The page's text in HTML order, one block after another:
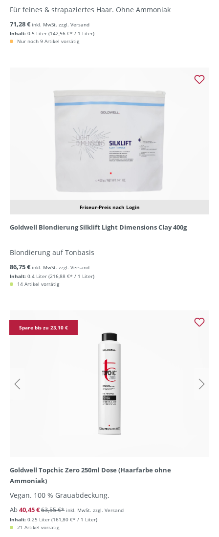
Für feines & strapaziertes Haar. Ohne Ammoniak
Inhalt: 0.5 Liter (142,56 €* / 1 Liter)
71,28 € inkl. MwSt. zzgl. Versand
Nur noch 9 Artikel vorrätig
Friseur-Preis nach Login
Goldwell Blondierung Silklift Light Dimensions Clay 400g
Blondierung auf Tonbasis
Inhalt: 0.4 Liter (216,88 €* / 1 Liter)
86,75 € inkl. MwSt. zzgl. Versand
14 Artikel vorrätig
Spare bis zu 23,10 €
Goldwell Topchic Zero 250ml Dose (Haarfarbe ohne
Ammoniak)
Vegan. 100 % Grauabdeckung.
Inhalt: 0.25 Liter (161,80 €* / 1 Liter)
Ab40,45 €63,55 €* inkl. MwSt. zzgl. Versand
21 Artikel vorrätig